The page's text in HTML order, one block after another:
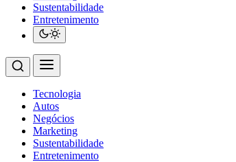
Sustentabilidade
Entretenimento
Tecnologia
Autos
Negócios
Marketing
Sustentabilidade
Entretenimento